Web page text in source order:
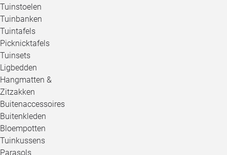
Tuinstoelen
Tuinbanken
Tuintafels
Picknicktafels
Tuinsets
Ligbedden
Hangmatten &
Zitzakken
Buitenaccessoires
Buitenkleden
Bloempotten
Tuinkussens
Parasols